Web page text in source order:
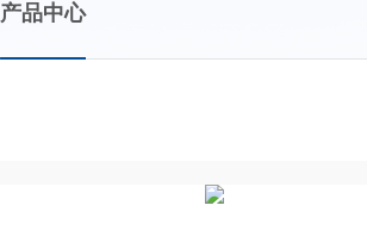
产品中心